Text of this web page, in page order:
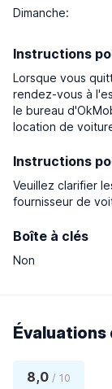
Dimanche:
Instructions
Lorsque vous
rendez-vous à
le bureau
location de
Instructions
Veuillez clarifier
fournisseur de
Boîte à clés
Non
Évaluations
8,0 / 10